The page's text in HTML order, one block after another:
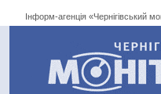
Інформ-агенція «Чернігівський
Інформ-агенція
«Чернігівський